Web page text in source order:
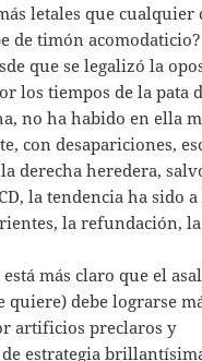
letales que cualquier
de timón acomodaticio?
que se legalizó la
los tiempos de la pata
no ha habido en ella
con desapariciones,
derecha heredera,
la tendencia ha sido a
la refundación, la
más claro que el
quiere) debe lograrse
artificios preclaros y
estrategia